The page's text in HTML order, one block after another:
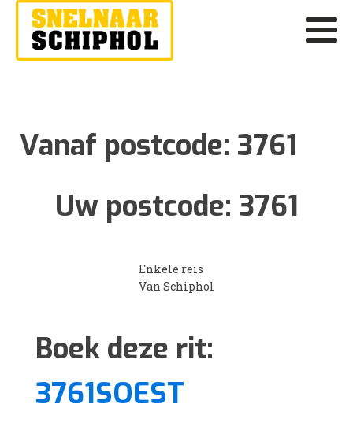
Vanaf postcode: 3761
Uw postcode: 3761
Enkele reis
Van Schiphol
Boek deze rit:
3761SOEST